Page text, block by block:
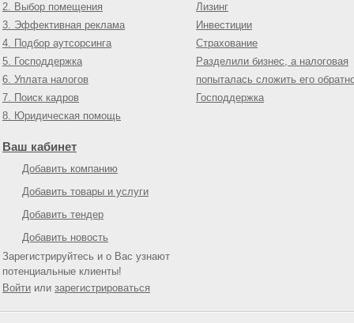
2. Выбор помещения
3. Эффективная реклама
4. Подбор аутсорсинга
5. Господдержка
6. Уплата налогов
7. Поиск кадров
8. Юридическая помощь
Лизинг
Инвестиции
Страхование
Разделили бизнес, а налоговая
попыталась сложить его
Господдержка
Ваш кабинет
Добавить компанию
Добавить товары и услуги
Добавить тендер
Добавить новость
Зарегистрируйтесь и о Вас узнают
потенциальные клиенты!
Войти или зарегистрироваться